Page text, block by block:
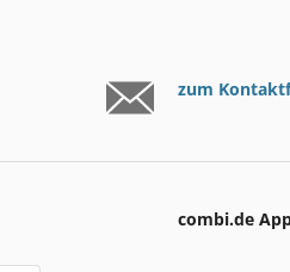
zum
combi.de